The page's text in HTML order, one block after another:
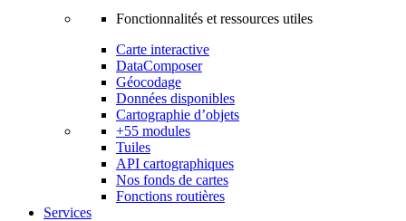
Fonctionnalités et ressources utiles
Carte interactive
DataComposer
Géocodage
Données disponibles
Cartographie d’objets
+55 modules
Tuiles
API cartographiques
Nos fonds de cartes
Fonctions routières
Services